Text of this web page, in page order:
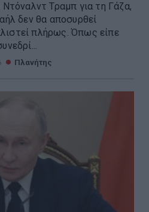
Ντόναλντ Τραμπ για τη Γάζα,
δεν θα αποσυρθεί
πλήρως. Όπως είπε
Πλανήτης